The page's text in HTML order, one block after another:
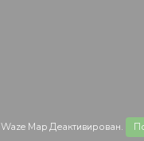
Waze Map Деактивирован.